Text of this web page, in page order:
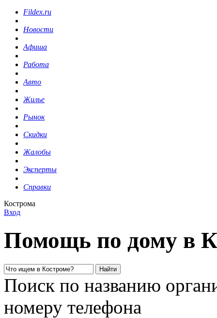
Fildex.ru
Новости
Афиша
Работа
Авто
Жилье
Рынок
Скидки
Жалобы
Эксперты
Справки
Кострома
Вход
Помощь по дому в
Поиск по названию
номеру телефона